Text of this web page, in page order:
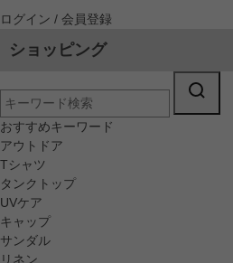
ログイン / 会員登録
ショッピング
おすすめキーワード
アウトドア
Tシャツ
タンクトップ
UVケア
キャップ
サンダル
リネン